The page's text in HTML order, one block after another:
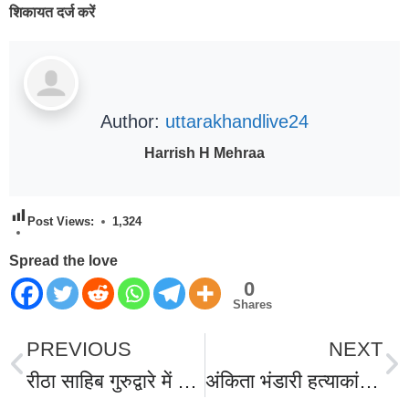
शिकायत दर्ज करें
Author: uttarakhandlive24
Harrish H Mehraa
Post Views: 1,324
Spread the love
0
Shares
PREVIOUS
रीठा साहिब गुरुद्वारे में BJP नेताओं ने किया नमन: वीर बाल दिवस पर गुरु गोविंद सिंह जी और साहबजादों को श्रद्धांजलि “तुष्टिकरण की राजनीति ने देश से छुपाया सच्चा इतिहास” — हिमांशु बिष्ट।
NEXT
अंकिता भंडारी हत्याकांड में VIP दावे पर पुलिस सख्त, सोशल मीडिया पर फैलाए जा रहे भ्रामक तथ्यों के संबंध में पुलिस का स्पष्टीकरण , ADG का बड़ा बयान—भ्रामक प्रचार से बचें, सबूत हों तो सामने लाएं।